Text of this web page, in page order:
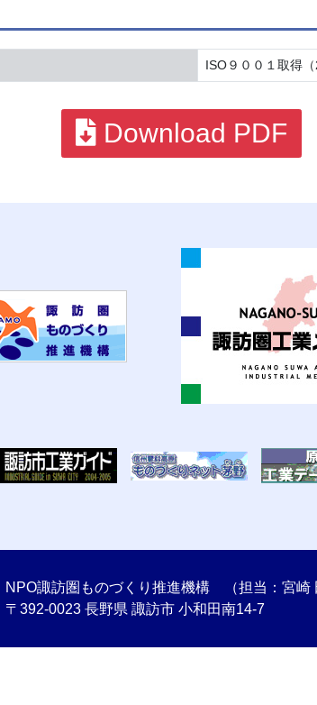
ISO９００１取得（
Download PDF
NPO諏訪圏ものづくり推進機構 （担当：宮崎
〒392-0023 長野県 諏訪市 小和田南14-7